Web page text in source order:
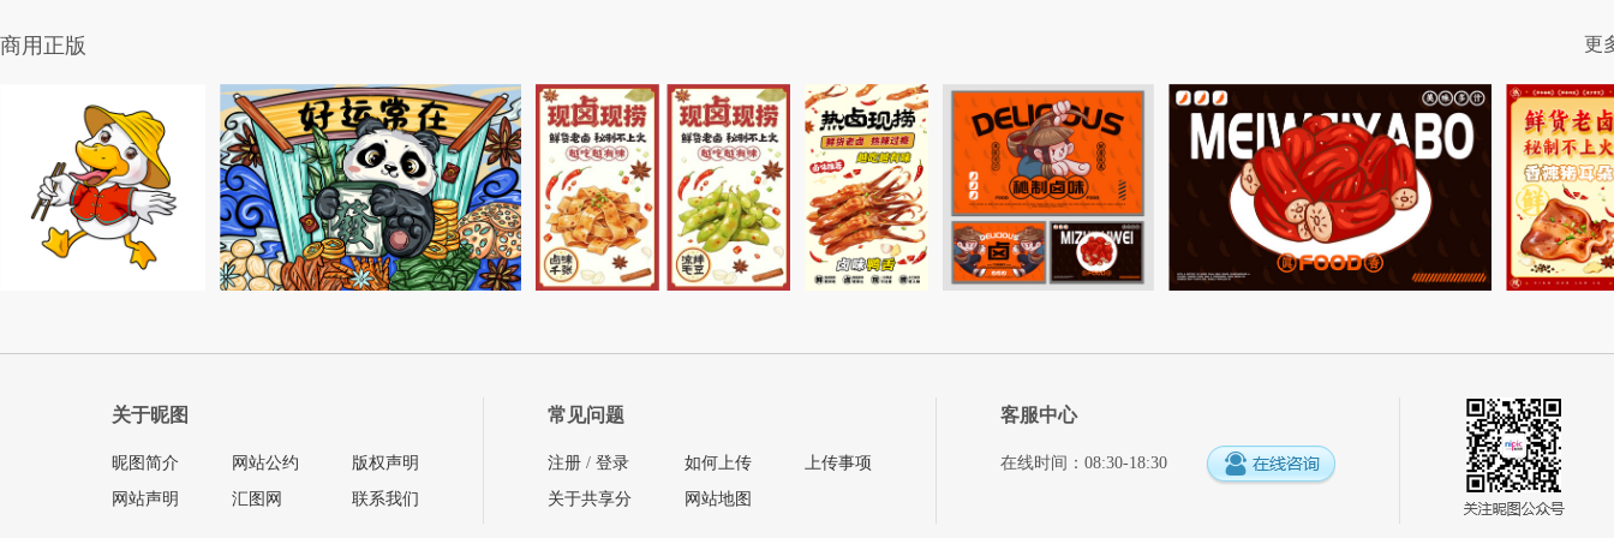
商用正版 更
关于昵图
昵图简介
网站声明
网站公约
汇图网
版权声明
联系我们
常见问题
注册 / 登录
关于共享分
如何上传
网站地图
上传事项
客服中心
在线时间：08:30-18:30